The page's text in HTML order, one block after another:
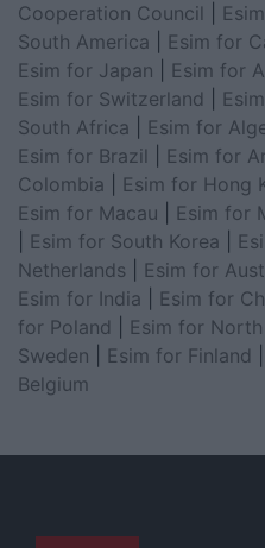
Cooperation Council
South America
Esim for
Esim for Japan
Esim for
Esim for Switzerland
South Africa
Esim for
Esim for Brazil
Esim for
Colombia
Esim for Hong
Esim for Macau
Esim for
Esim for South Korea
Netherlands
Esim for
Esim for India
Esim for
for Poland
Esim for
Sweden
Esim for Finland
Belgium